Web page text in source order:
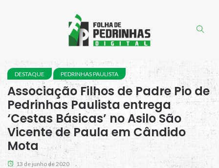
DESTAQUE PEDRINHAS PAULISTA
Associação Filhos de Padre Pio de
Pedrinhas Paulista entrega
‘Cestas Básicas’ no Asilo São
Vicente de Paula em Cândido
Mota
13 de junho de 2020